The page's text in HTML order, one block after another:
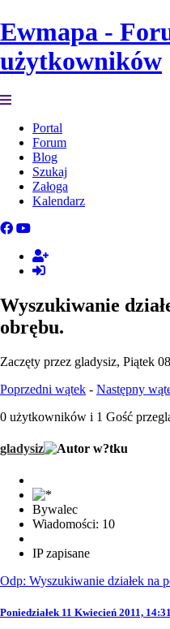
Ewmapa -
użytkowników
Portal
Forum
Blog
Szukaj
Załoga
Kalendarz
Wyszukiwanie
obrębu.
Zaczęty przez gladysiz, Piątek
Poprzedni wątek - Następny
0 użytkowników i 1 Gość
gladysiz
Bywalec
Wiadomości: 10
IP zapisane
Odp: Wyszukiwanie działek na
Poniedziałek 11 Kwiecień 2011,